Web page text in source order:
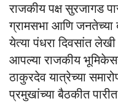
राजकीय पक्ष सुरजागड
ग्रामसभा आणि
येत्या पंधरा दिवसांत
आपल्या राजकीय
ठाकुरदेव यात्रेच्या
प्रमुखांच्या बैठकीत